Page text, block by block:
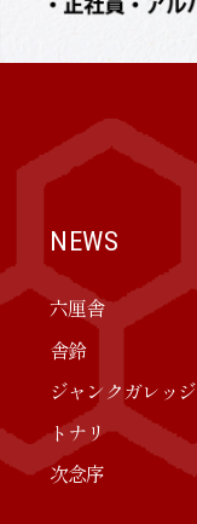
NEWS
六厘舎
舎鈴
ジャンクガレッジ
トナリ
次念序